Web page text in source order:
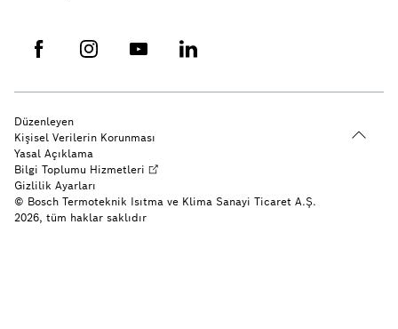
© Bosch Termoteknik Isıtma ve Klima Sanayi Ticaret A.Ş.
2026, tüm haklar saklıdır
Düzenleyen
Kişisel Verilerin Korunması
Yasal Açıklama
Bilgi Toplumu Hizmetleri
Gizlilik Ayarları